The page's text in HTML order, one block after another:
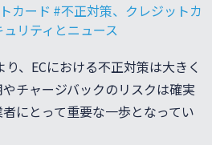
カード
不正対策、クレジットカ
リティとニュース
、ECにおける不正対策は大きく
チャージバックのリスクは確実
にとって重要な一歩となってい